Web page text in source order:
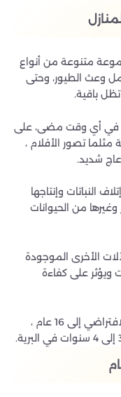
متنوعة من أنواع
وعث الطيور، وحتى
باقية.
في أي وقت مضى، على
تصور الأفلام ،
شديد.
النباتات وإنتاجها
من الحيوانات
الأخرى الموجودة
على كفاءة
وجود الحمام في المدن يزيد من عمرها الافتراضي إلى 16 عام ،